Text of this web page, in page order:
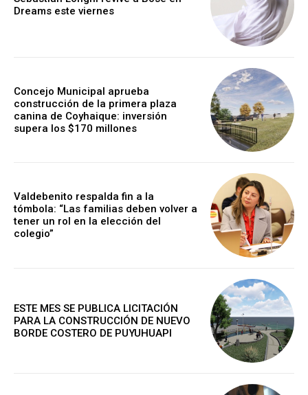
Dreams este viernes
Concejo Municipal aprueba
construcción de la primera plaza
canina de Coyhaique: inversión
supera los $170 millones
Valdebenito respalda fin a la
tómbola: “Las familias deben volver a
tener un rol en la elección del
colegio”
ESTE MES SE PUBLICA LICITACIÓN
PARA LA CONSTRUCCIÓN DE NUEVO
BORDE COSTERO DE PUYUHUAPI